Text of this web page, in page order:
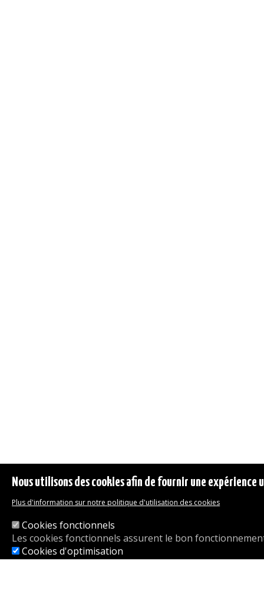
Nous utilisons des cookies afin de fournir une
Plus d'information sur notre politique d'utilisation des cookies
Cookies fonctionnels
Les cookies fonctionnels assurent le bon
Cookies d'optimisation